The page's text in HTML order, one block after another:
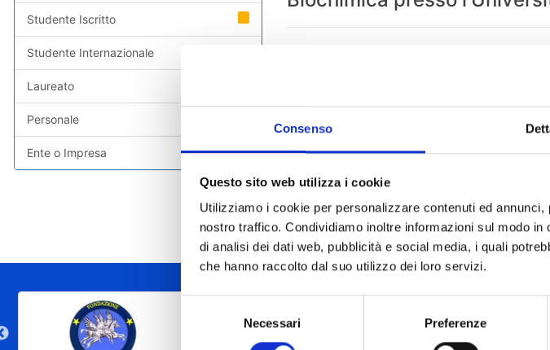
Consenso
Questo sito web utilizza i cookie
Utilizziamo i cookie per personalizzare contenuti ed
nostro traffico. Condividiamo inoltre informazioni sul modo
di analisi dei dati web, pubblicità e social media, i quali
che hanno raccolto dal suo utilizzo dei loro servizi.
Necessari Preferenze
Studente Iscritto
Studente Internazionale
Laureato
Personale
Ente o Impresa
Venerdì 26 giugno, alle ore 12:00 presso
Biochimica presso l'Università degli Studi di
L'intervento, dal titolo "Lo stato
un'occasione preziosa di approfondimento